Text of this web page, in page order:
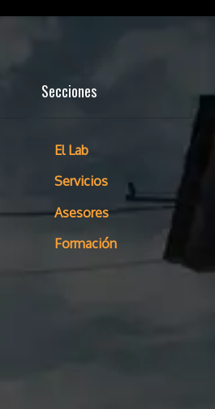
Secciones
El Lab
Servicios
Asesores
Formación